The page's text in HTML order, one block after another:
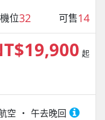
機位32 可售14
空 午去晚回
起